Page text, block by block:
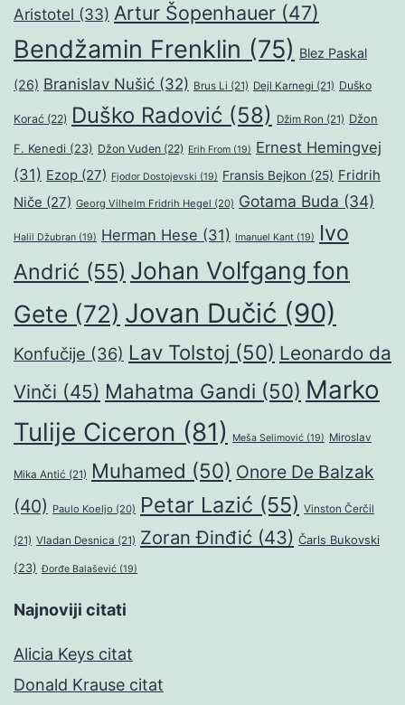
Aristotel (33) Artur Šopenhauer (47)
Bendžamin Frenklin (75) Blez Paskal
(26) Branislav Nušić (32) Brus Li (21) Dejl Karnegi (21) Duško
Korać (22) Duško Radović (58) Džim Ron (21) Džon
F. Kenedi (23) Džon Vuden (22) Erih From (19) Ernest Hemingvej
(31) Ezop (27) Fjodor Dostojevski (19) Fransis Bejkon (25) Fridrih
Niče (27) Georg Vilhelm Fridrih Hegel (20) Gotama Buda (34)
Halil Džubran (19) Herman Hese (31) Imanuel Kant (19)
Ivo
Andrić (55) Johan Volfgang fon
Gete (72) Jovan Dučić (90)
Konfučije (36) Lav Tolstoj (50) Leonardo da
Vinči (45) Mahatma Gandi (50) Marko
Tulije Ciceron (81) Meša Selimović (19) Miroslav
Mika Antić (21) Muhamed (50) Onore De Balzak
(40) Paulo Koeljo (20) Petar Lazić (55) Vinston Čerčil
(21) Vladan Desnica (21) Zoran Đinđić (43) Čarls Bukovski
(23) Đorđe Balašević (19)
Najnoviji citati
Alicia Keys citat
Donald Krause citat